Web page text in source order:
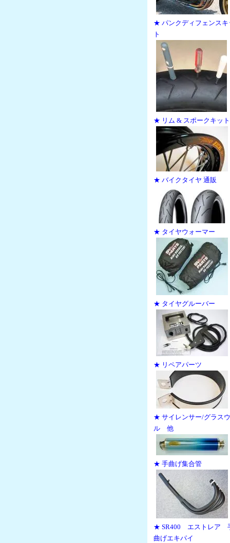
★ パンクディフェンスキ
ト
★ リム & スポークキット
★ バイクタイヤ 通販
★ タイヤウォーマー
★ タイヤグルーバー
★ リペアパーツ
★ サイレンサー/グラス
ル 他
★ 手曲げ集合管
★ SR400 エストレア
曲げエキパイ